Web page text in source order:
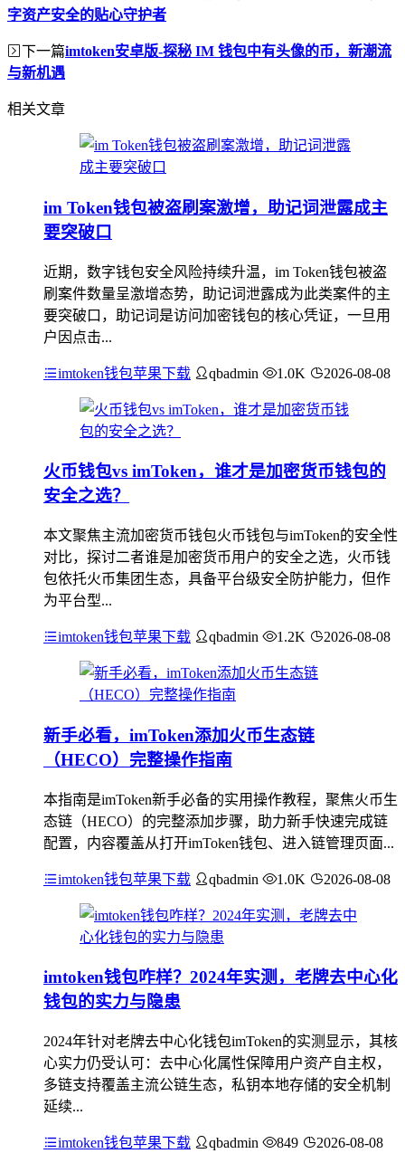
字资产安全的贴心守护者
下一篇imtoken安卓版-探秘 IM 钱包中有头像的币，新潮流
与新机遇
相关文章
im Token钱包被盗刷案激增，助记词泄露成主
要突破口
近期，数字钱包安全风险持续升温，im Token钱包被盗
刷案件数量呈激增态势，助记词泄露成为此类案件的主
要突破口，助记词是访问加密钱包的核心凭证，一旦用
户因点击...
imtoken钱包苹果下载 qbadmin 1.0K 2026-08-08
火币钱包vs imToken，谁才是加密货币钱包的
安全之选？
本文聚焦主流加密货币钱包火币钱包与imToken的安全性
对比，探讨二者谁是加密货币用户的安全之选，火币钱
包依托火币集团生态，具备平台级安全防护能力，但作
为平台型...
imtoken钱包苹果下载 qbadmin 1.2K 2026-08-08
新手必看，imToken添加火币生态链
（HECO）完整操作指南
本指南是imToken新手必备的实用操作教程，聚焦火币生
态链（HECO）的完整添加步骤，助力新手快速完成链
配置，内容覆盖从打开imToken钱包、进入链管理页面...
imtoken钱包苹果下载 qbadmin 1.0K 2026-08-08
imtoken钱包咋样？2024年实测，老牌去中心化
钱包的实力与隐患
2024年针对老牌去中心化钱包imToken的实测显示，其核
心实力仍受认可：去中心化属性保障用户资产自主权，
多链支持覆盖主流公链生态，私钥本地存储的安全机制
延续...
imtoken钱包苹果下载 qbadmin 849 2026-08-08